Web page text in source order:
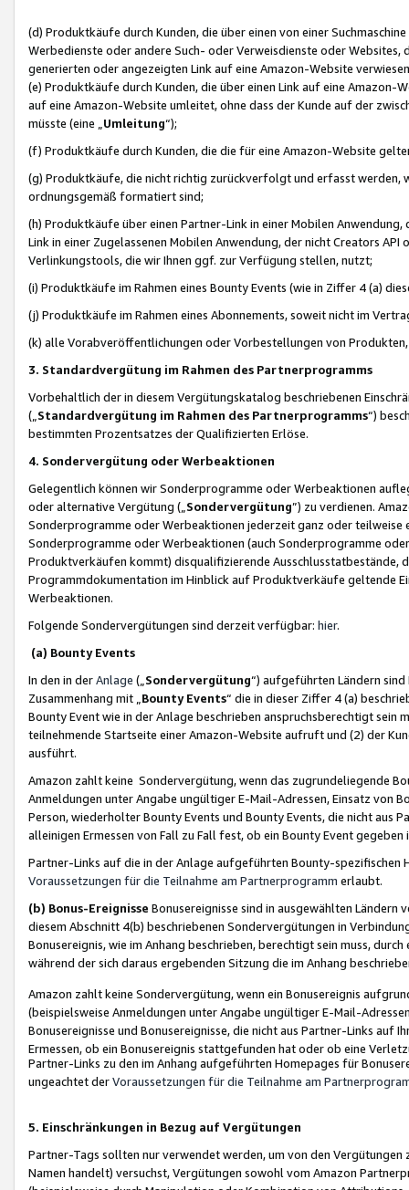
(d) Produktkäufe durch Kunden, die über einen von einer
Werbedienste oder andere Such- oder Verweisdienste oder Websites,
generierten oder angezeigten Link auf eine Amazon-Website
(e) Produktkäufe durch Kunden, die über einen Link auf eine
auf eine Amazon-Website umleitet, ohne dass der Kunde auf der
müsste (eine „ Umleitung“);
(f) Produktkäufe durch Kunden, die die für eine Amazon-Website
(g) Produktkäufe, die nicht richtig zurückverfolgt und erfasst werden,
ordnungsgemäß formatiert sind;
(h) Produktkäufe über einen Partner-Link in einer Mobilen
Link in einer Zugelassenen Mobilen Anwendung, der nicht Creators
Verlinkungstools, die wir Ihnen ggf. zur Verfügung stellen, nutzt;
(i) Produktkäufe im Rahmen eines Bounty Events (wie in Ziffer 4 (a)
(j) Produktkäufe im Rahmen eines Abonnements, soweit nicht im
(k) alle Vorabveröffentlichungen oder Vorbestellungen von
3. Standardvergütung im Rahmen des Partnerprogramms
Vorbehaltlich der in diesem Vergütungskatalog beschriebenen
(„ Standardvergütung im Rahmen des Partnerprogramms“)
bestimmten Prozentsatzes der Qualifizierten Erlöse.
4. Sondervergütung oder Werbeaktionen
Gelegentlich können wir Sonderprogramme oder Werbeaktionen
oder alternative Vergütung („ Sondervergütung”) zu verdienen.
Sonderprogramme oder Werbeaktionen jederzeit ganz oder
Sonderprogramme oder Werbeaktionen (auch Sonderprogramme
Produktverkäufen kommt) disqualifizierende Ausschlusstatbestände,
Programmdokumentation im Hinblick auf Produktverkäufe geltende
Werbeaktionen.
Folgende Sondervergütungen sind derzeit verfügbar: hier.
(a) Bounty Events
In den in derAnlage („ Sondervergütung“) aufgeführten Ländern
Zusammenhang mit „ Bounty Events“ die in dieser Ziffer 4 (a)
Bounty Event wie in der Anlage beschrieben anspruchsberechtigt sein
teilnehmende Startseite einer Amazon-Website aufruft und (2) der
ausführt.
Amazon zahlt keine Sondervergütung, wenn das zugrundeliegende
Anmeldungen unter Angabe ungültiger E-Mail-Adressen, Einsatz von
Person, wiederholter Bounty Events und Bounty Events, die nicht
alleinigen Ermessen von Fall zu Fall fest, ob ein Bounty Event
Partner-Links auf die in der Anlage aufgeführten Bounty-spezifischen
Voraussetzungen für die Teilnahme am Partnerprogramm erlaubt.
(b) Bonus-Ereignisse Bonusereignisse sind in ausgewählten Ländern
diesem Abschnitt 4(b) beschriebenen Sondervergütungen in
Bonusereignis, wie im Anhang beschrieben, berechtigt sein muss,
während der sich daraus ergebenden Sitzung die im Anhang
Amazon zahlt keine Sondervergütung, wenn ein Bonusereignis
(beispielsweise Anmeldungen unter Angabe ungültiger E-Mail-
Bonusereignisse und Bonusereignisse, die nicht aus Partner-Links auf
Ermessen, ob ein Bonusereignis stattgefunden hat oder ob eine
Partner-Links zu den im Anhang aufgeführten Homepages für
ungeachtet derVoraussetzungen für die Teilnahme am
5. Einschränkungen in Bezug auf Vergütungen
Partner-Tags sollten nur verwendet werden, um von den
Namen handelt) versuchst, Vergütungen sowohl vom Amazon